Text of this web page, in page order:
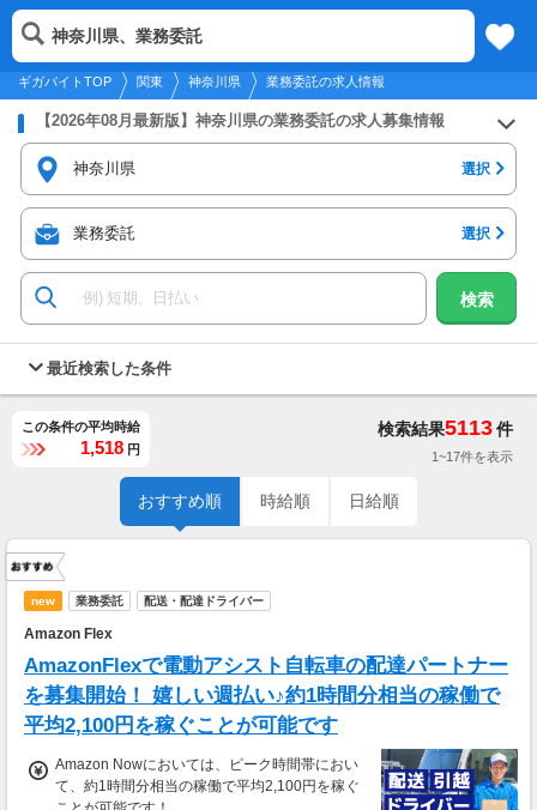
2026年8月9日更新
関東
メニュー
ギガバイトTOP 関東 神奈川県 業務委託の求人情報
神奈川県、業務委託
【2026年08月最新版】神奈川県の業務委託の求人募集情報
神奈川県 選択
業務委託 選択
検索
最近検索した条件
この条件の平均時給
1,518 円
検索結果5113件
1~17件を表示
おすすめ順 時給順 日給順
new 業務委託 配送・配達ドライバー
Amazon Flex
AmazonFlexで電動アシスト自転車の配達パートナー
を募集開始！ 嬉しい週払い♪約1時間分相当の稼働で
平均2,100円を稼ぐことが可能です
Amazon Nowにおいては、ピーク時間帯におい
て、約1時間分相当の稼働で平均2,100円を稼ぐ